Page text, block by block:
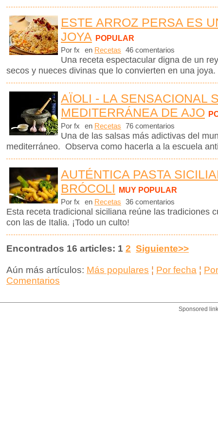
ESTE ARROZ PERSA ES
JOYA POPULAR
Por fx en Recetas 46 comentarios
Una receta espectacular digna de un
secos y nueces divinas que lo convierten en una
AÏOLI - LA SENSACIONAL
MEDITERRÁNEA DE AJO
Por fx en Recetas 76 comentarios
Una de las salsas más adictivas del
mediterráneo. Observa como hacerla a la escuela
AUTÉNTICA PASTA
BRÓCOLI MUY POPULAR
Por fx en Recetas 36 comentarios
Esta receta tradicional siciliana reúne las tradiciones
con las de Italia. ¡Todo un culto!
Encontrados 16 articles: 1 2 Siguiente>>
Aún más artículos: Más populares ¦ Por fecha ¦
Comentarios
Sponsored